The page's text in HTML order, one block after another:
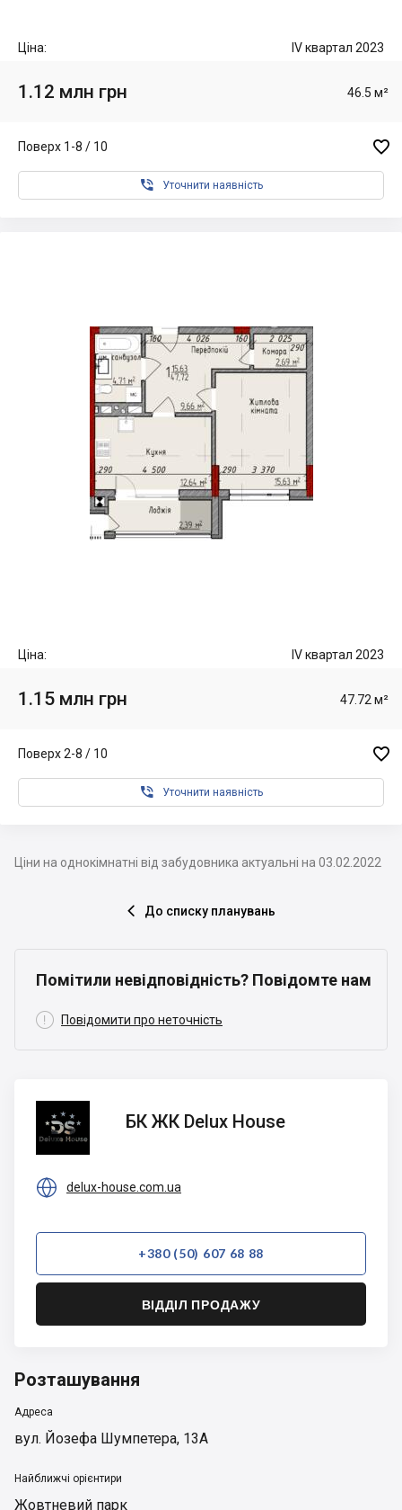
Ціна: IV квартал 2023
1.12 млн грн 46.5 м²
Поверх 1-8 / 10 
 Уточнити наявність
Ціна: IV квартал 2023
1.15 млн грн 47.72 м²
Поверх 2-8 / 10 
 Уточнити наявність
Ціни на однокімнатні від забудовника актуальні на 03.02.2022
 До списку планувань
Помітили невідповідність? Повідомте нам
 Повідомити про неточність
БК ЖК
Delux
House
БК ЖК Delux House
 delux-house.com.ua
+380 (50) 607 68 88
ВІДДІЛ ПРОДАЖУ
Розташування
Адреса
вул. Йозефа Шумпетера, 13А
Найближчі орієнтири
Жовтневий парк